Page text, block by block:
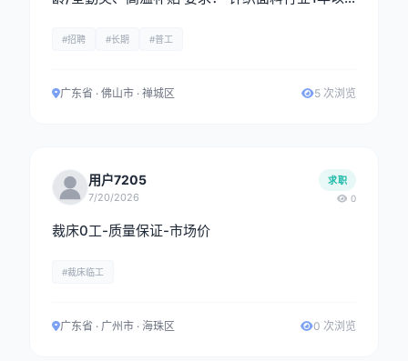
#招聘 #长期 #普工
广东省 · 佛山市 · 禅城区 5 次浏览
用户7205
7/20/2026
求职
0
裁床0工-质量保证-市场价
#裁床临工
广东省 · 广州市 · 海珠区 0 次浏览